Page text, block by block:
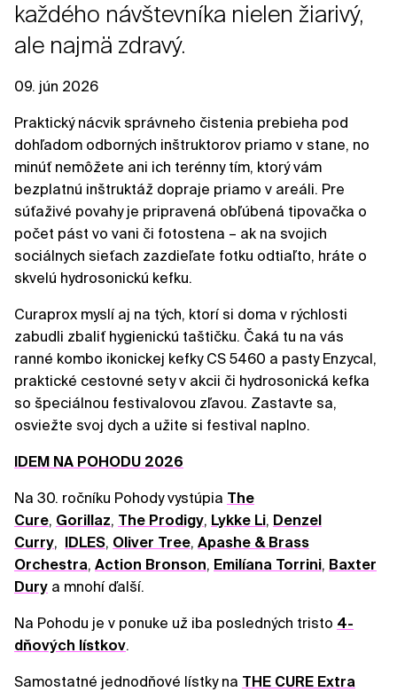
každého návštevníka nielen žiarivý,
ale najmä zdravý.
09. jún 2026
Praktický nácvik správneho čistenia prebieha pod
dohľadom odborných inštruktorov priamo v stane, no
minúť nemôžete ani ich terénny tím, ktorý vám
bezplatnú inštruktáž dopraje priamo v areáli. Pre
súťaživé povahy je pripravená obľúbená tipovačka o
počet pást vo vani či fotostena – ak na svojich
sociálnych sieťach zazdieľate fotku odtiaľto, hráte o
skvelú hydrosonickú kefku.
Curaprox myslí aj na tých, ktorí si doma v rýchlosti
zabudli zbaliť hygienickú taštičku. Čaká tu na vás
ranné kombo ikonickej kefky CS 5460 a pasty Enzycal,
praktické cestovné sety v akcii či hydrosonická kefka
so špeciálnou festivalovou zľavou. Zastavte sa,
osviežte svoj dych a užite si festival naplno.
IDEM NA POHODU 2026
Na 30. ročníku Pohody vystúpia The
Cure, Gorillaz, The Prodigy, Lykke Li, Denzel
Curry, IDLES, Oliver Tree, Apashe & Brass
Orchestra, Action Bronson, Emilíana Torrini, Baxter
Dury a mnohí ďalší.
Na Pohodu je v ponuke už iba posledných tristo 4-
dňových lístkov.
Samostatné jednodňové lístky na THE CURE Extra